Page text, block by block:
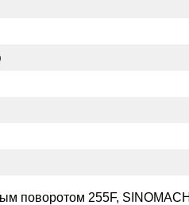
поворотом 255F,